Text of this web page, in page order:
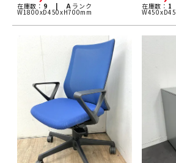
在庫数： 9 | Aランク
W1800xD450xH700mm
在庫数：